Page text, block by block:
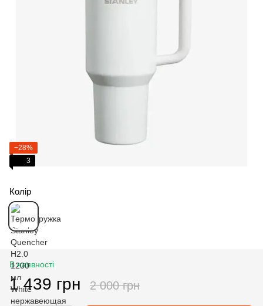
−28%
3
Колір
В наявності
1 439 грн 2 000 грн